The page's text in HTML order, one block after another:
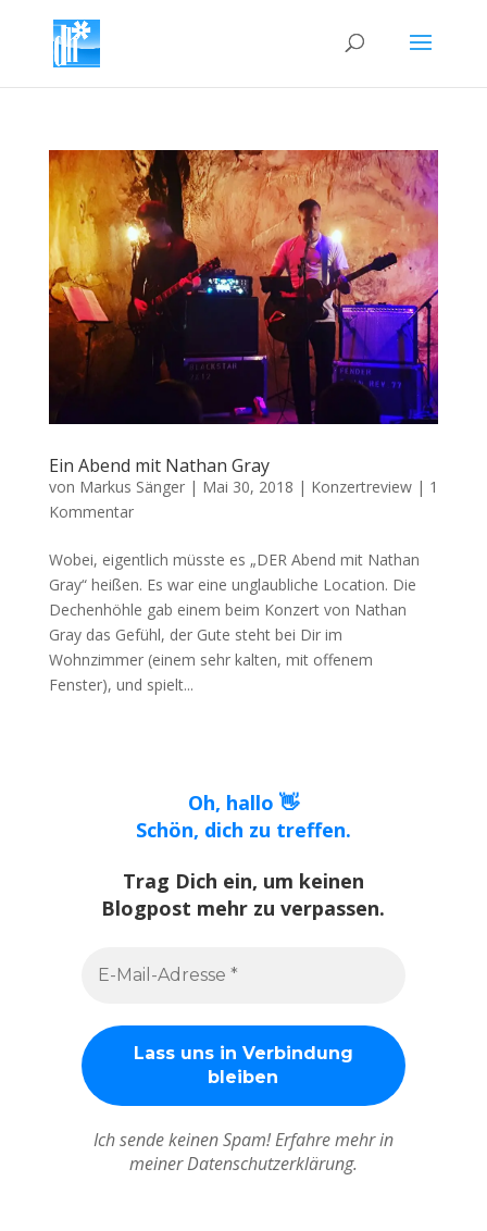
Ein Abend mit Nathan Gray
von Markus Sänger| Mai 30, 2018 | Konzertreview| 1
Kommentar
Wobei, eigentlich müsste es „DER Abend mit Nathan
Gray“ heißen. Es war eine unglaubliche Location. Die
Dechenhöhle gab einem beim Konzert von Nathan
Gray das Gefühl, der Gute steht bei Dir im
Wohnzimmer (einem sehr kalten, mit offenem
Fenster), und spielt...
Oh, hallo 👋
Schön, dich zu treffen.
Trag Dich ein, um keinen
Blogpost mehr zu verpassen.
Ich sende keinen Spam! Erfahre mehr in
meiner Datenschutzerklärung.